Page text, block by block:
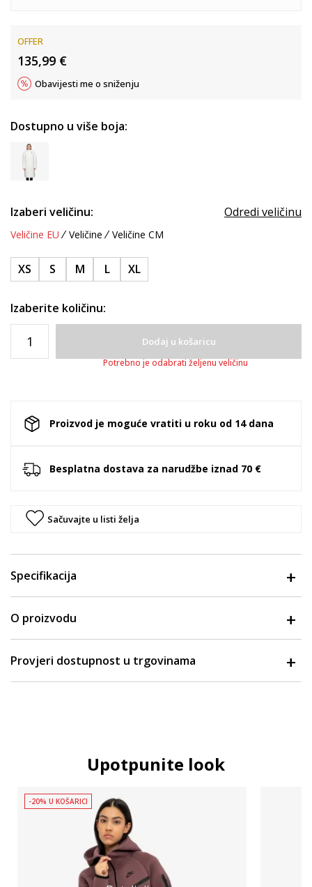
OFFER
135,99 €
Obavijesti me o sniženju
Dostupno u više boja:
Izaberi veličinu: Odredi veličinu
Veličine EU Veličine Veličine CM
XS S M L XL
Izaberite količinu:
Dodaj u košaricu
Potrebno je odabrati željenu veličinu
Proizvod je moguće vratiti u roku od 14 dana
Besplatna dostava za narudžbe iznad 70 €
Sačuvajte u listi želja
Specifikacija
O proizvodu
Provjeri dostupnost u trgovinama
Upotpunite look
-20% U KOŠARICI